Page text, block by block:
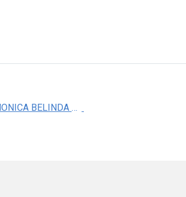
M. EN C. MONICA BELINDA ROMERO GUADARRAMA